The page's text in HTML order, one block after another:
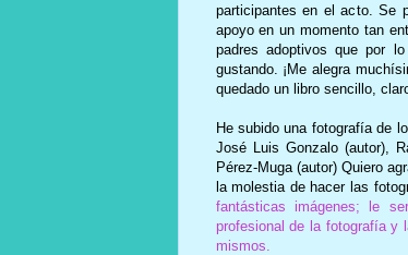
participantes en el acto. Se
apoyo en un momento tan
padres adoptivos que por
gustando. ¡Me alegra
quedado un libro sencillo,
He subido una fotografía de
José Luis Gonzalo (autor),
Pérez-Muga (autor) Quiero
la molestia de hacer las
fantásticas imágenes; le
profesional de la fotografía y
mismos.